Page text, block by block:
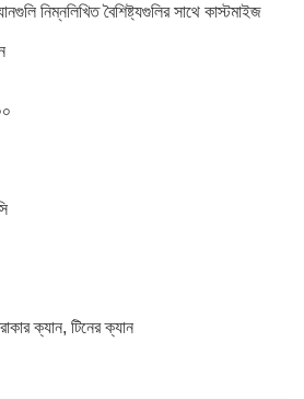
নিম্নলিখিত বৈশিষ্ট্যগুলির সাথে কাস্টমাইজ
ক্যান, টিনের ক্যান